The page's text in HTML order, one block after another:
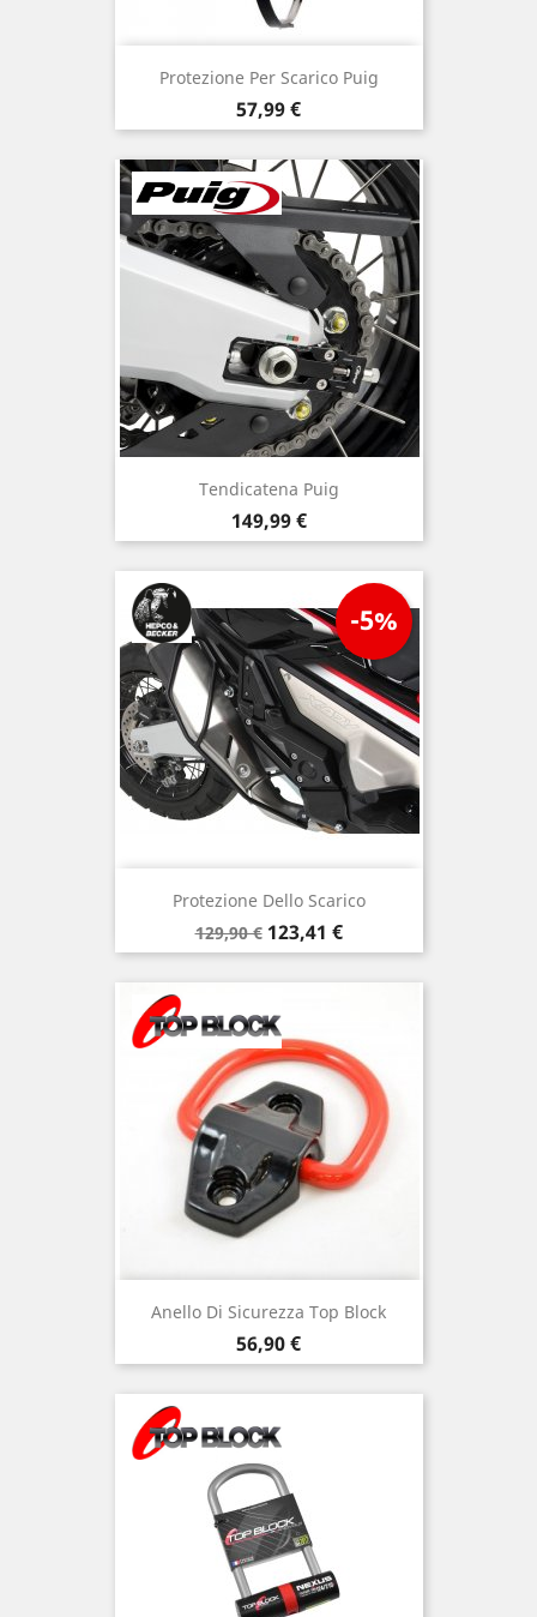
Protezione Per Scarico Puig
Prezzo
57,99 €
Tendicatena Puig
Prezzo
149,99 €
Protezione Dello Scarico
Prezzo
base
129,90 €
-5%
Prezzo
123,41 €
Anello Di Sicurezza Top Block
Prezzo
56,90 €